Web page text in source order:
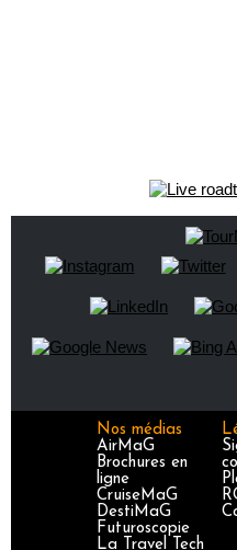
Nos médias
AirMaG
Brochures en
ligne
CruiseMaG
DestiMaG
Futuroscopie
La Travel Tech